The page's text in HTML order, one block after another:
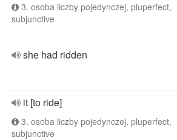
3. osoba liczby pojedynczej, pluperfect,
subjunctive
she had ridden
it [to ride]
3. osoba liczby pojedynczej, pluperfect,
subjunctive